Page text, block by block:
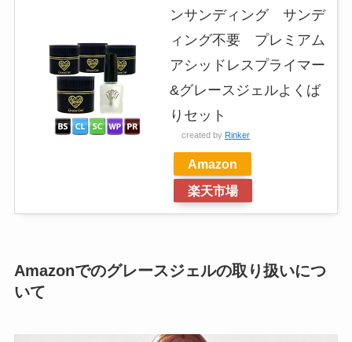
ンサンディング サンデ
ィング不要 プレミアム
アシッドレスプライマー
&グレースジェルよくば
りセット
created by Rinker
Amazon
楽天市場
Amazonでのグレースジェルの取り扱いにつ
いて